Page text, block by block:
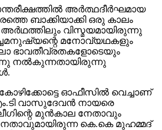
അര്‍ത്ഥദീര്‍ഘമായ
ബാക്കിയാക്കി ഒരു കാലം
വിസ്മയമായിരുന്നു
മനോവ്യഥകളും
ഭാവതീവ്രതകളോടെയും
നല്‍കുന്നതായിരുന്നു
കോഴിക്കോട്ടെ ഓഫീസില്‍ വെച്ചാണ്
വാസുദേവന്‍ നായരെ
മുന്‍കാല നേതാവും
കെ.കെ മുഹമ്മദ്